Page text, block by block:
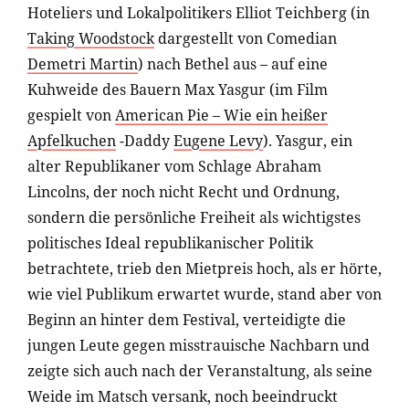
Hoteliers und Lokalpolitikers Elliot Teichberg (in
Taking Woodstockdargestellt von Comedian
Demetri Martin) nach Bethel aus – auf eine
Kuhweide des Bauern Max Yasgur (im Film
gespielt vonAmerican Pie – Wie ein heißer
Apfelkuchen-DaddyEugene Levy). Yasgur, ein
alter Republikaner vom Schlage Abraham
Lincolns, der noch nicht Recht und Ordnung,
sondern die persönliche Freiheit als wichtigstes
politisches Ideal republikanischer Politik
betrachtete, trieb den Mietpreis hoch, als er hörte,
wie viel Publikum erwartet wurde, stand aber von
Beginn an hinter dem Festival, verteidigte die
jungen Leute gegen misstrauische Nachbarn und
zeigte sich auch nach der Veranstaltung, als seine
Weide im Matsch versank, noch beeindruckt